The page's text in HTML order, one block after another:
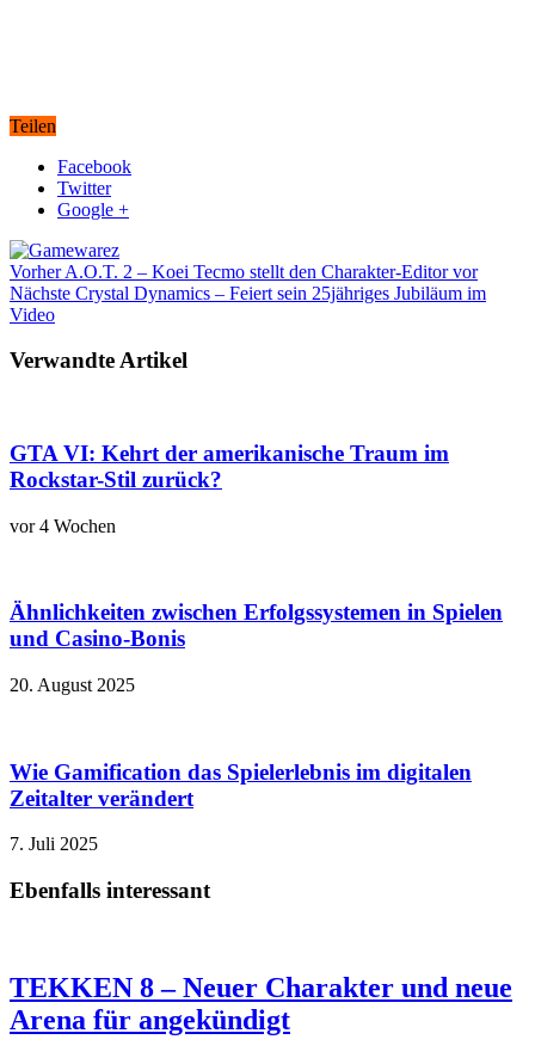
Teilen
Facebook
Twitter
Google +
VorherA.O.T. 2 – Koei Tecmo stellt den Charakter-Editor vor
Nächste Crystal Dynamics – Feiert sein 25jähriges Jubiläum im
Video
Verwandte Artikel
GTA VI: Kehrt der amerikanische Traum im
Rockstar-Stil zurück?
vor 4 Wochen
Ähnlichkeiten zwischen Erfolgssystemen in Spielen
und Casino‑Bonis
20. August 2025
Wie Gamification das Spielerlebnis im digitalen
Zeitalter verändert
7. Juli 2025
Ebenfalls interessant
TEKKEN 8 – Neuer Charakter und neue
Arena für angekündigt